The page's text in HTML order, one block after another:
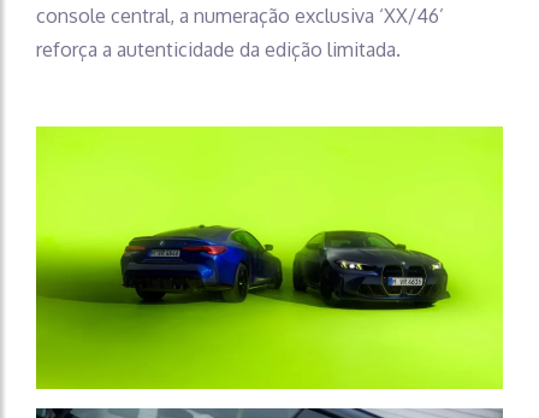
console central, a numeração exclusiva ‘XX/46’
reforça a autenticidade da edição limitada.